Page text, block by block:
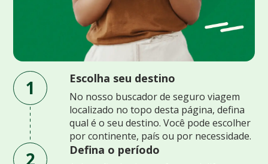
1 Escolha seu destino
No nosso buscador de seguro viagem
localizado no topo desta página, defina
qual é o seu destino. Você pode escolher
por continente, país ou por necessidade.
Defina o período